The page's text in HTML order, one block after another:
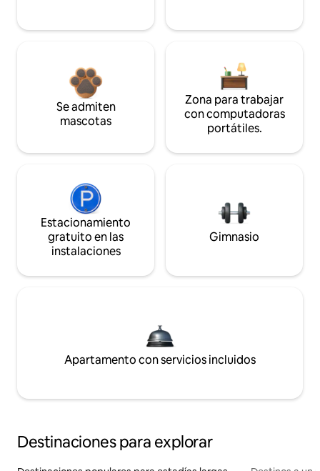
Se admiten
mascotas
Zona para trabajar
con computadoras
portátiles.
Estacionamiento
gratuito en las
instalaciones
Gimnasio
Apartamento con servicios incluidos
Destinaciones para explorar